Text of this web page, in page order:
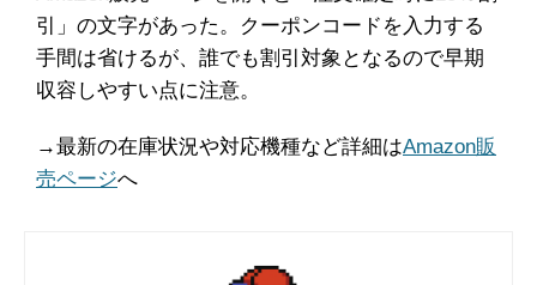
引」の文字があった。クーポンコードを入力する
手間は省けるが、誰でも割引対象となるので早期
収容しやすい点に注意。
→最新の在庫状況や対応機種など詳細はAmazon販
売ページへ